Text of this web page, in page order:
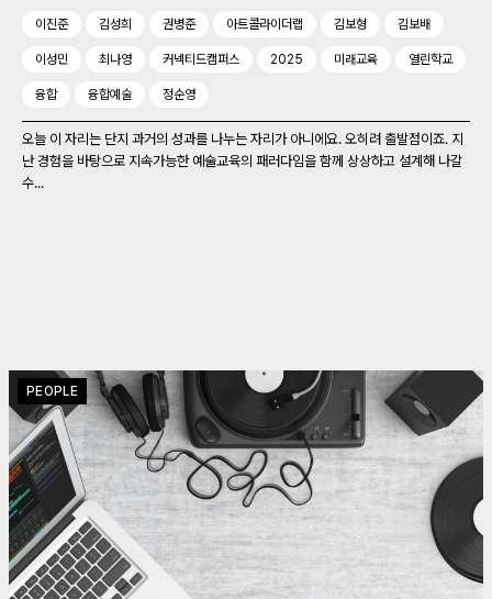
이진준 김성희 권병준 아트콜라이더랩 김보형 김보배
이성민 최나영 커넥티드캠퍼스 2025 미래교육 열린학교
융합 융합예술 정순영
오늘 이 자리는 단지 과거의 성과를 나누는 자리가 아니에요. 오히려 출발점이죠. 지
난 경험을 바탕으로 지속가능한 예술교육의 패러다임을 함께 상상하고 설계해 나갈
수...
PEOPLE